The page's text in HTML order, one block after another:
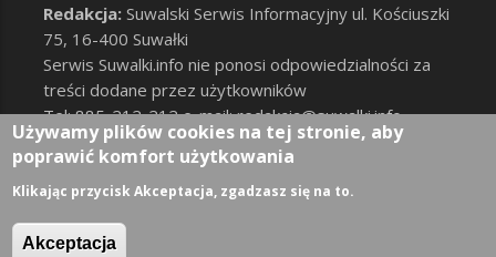
Redakcja: Suwalski Serwis Informacyjny ul. Kościuszki
75, 16-400 Suwałki
Serwis Suwalki.info nie ponosi odpowiedzialności za
treści dodane przez użytkowników
Tel: 885-212-212 e-mail:redakcja@suwalki.info,
reklama@suwalki.info
RODO |Cookies
User account menu
Zaloguj
Używamy plików cookies na tej stronie, aby
poprawić komfort użytkowania
Klikając przycisk Akceptacja, zgadzasz się na to.
Akceptacja